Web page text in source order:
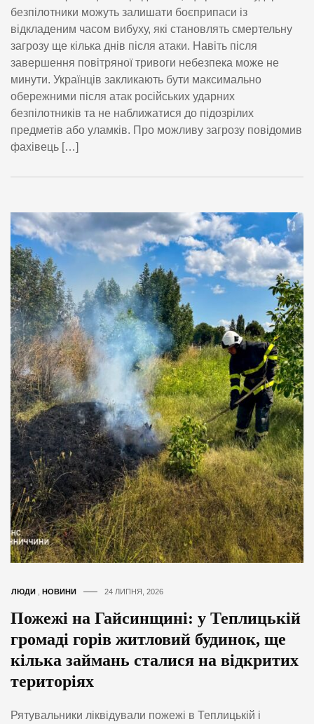
безпілотники можуть залишати боєприпаси із
відкладеним часом вибуху, які становлять смертельну
загрозу ще кілька днів після атаки. Навіть після
завершення повітряної тривоги небезпека може не
минути. Українців закликають бути максимально
обережними після атак російських ударних
безпілотників та не наближатися до підозрілих
предметів або уламків. Про можливу загрозу повідомив
фахівець […]
ЛЮДИ НОВИНИ 24 ЛИПНЯ, 2026
Пожежі на Гайсинщині: у Теплицькій
громаді горів житловий будинок, ще
кілька займань сталися на відкритих
територіях
Рятувальники ліквідували пожежі в Теплицькій і